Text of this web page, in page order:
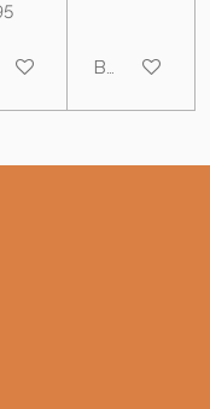
Bekijk details